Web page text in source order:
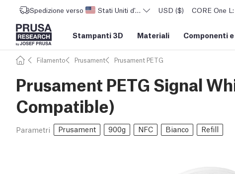
Spedizione verso Stati Uniti d'AmericaUSD ($) CORE One
Stampanti 3D Materiali Componenti
Filamento Prusament Prusament PETG
Prusament PETG Signal
Compatible)
Parametri Prusament 900g NFC Bianco Refill